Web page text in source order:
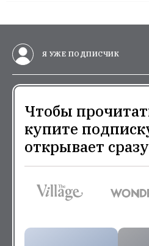
Я УЖЕ ПОДПИСЧИК
Чтобы
купите
открывает